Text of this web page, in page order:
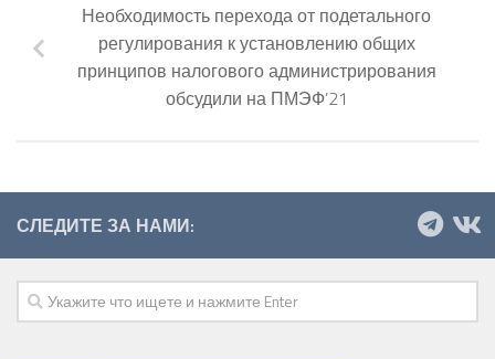
Необходимость перехода от подетального
регулирования к установлению общих
принципов налогового администрирования
обсудили на ПМЭФ’21
СЛЕДИТЕ ЗА НАМИ: